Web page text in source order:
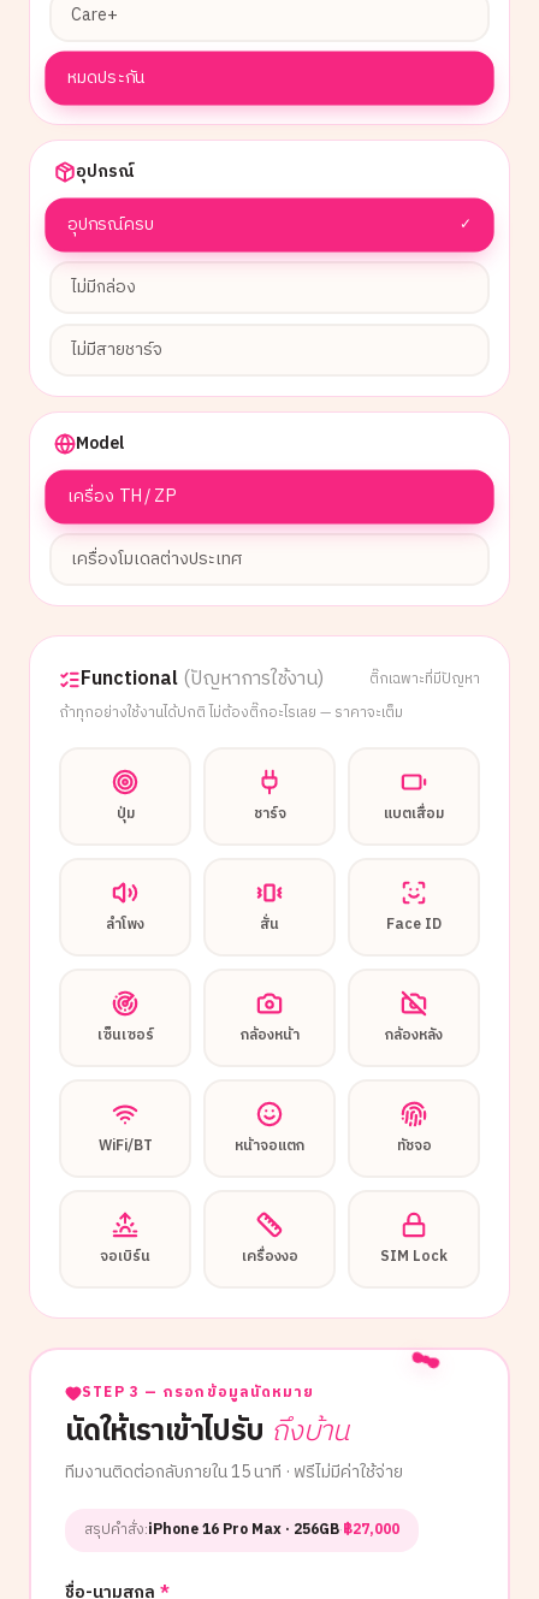
Care+
หมดประกัน
อุปกรณ์
อุปกรณ์ครบ ✓
ไม่มีกล่อง
ไม่มีสายชาร์จ
Model
เครื่อง TH / ZP
เครื่องโมเดลต่างประเทศ
Functional(ปัญหาการใช้งาน)
ติ๊กเฉพาะที่มีปัญหา
ถ้าทุกอย่างใช้งานได้ปกติ ไม่ต้องติ๊กอะไรเลย — ราคาจะเต็ม
ปุ่ม ชาร์จ แบตเสื่อม
ลำโพง สั่น Face ID
เซ็นเซอร์ กล้องหน้า กล้องหลัง
WiFi/BT หน้าจอแตก ทัชจอ
จอเบิร์น เครื่องงอ SIM Lock
STEP 3 — กรอกข้อมูลนัดหมาย
นัดให้เราเข้าไปรับ ถึงบ้าน
ทีมงานติดต่อกลับภายใน 15 นาที · ฟรีไม่มีค่าใช้จ่าย
สรุปคำสั่ง:iPhone 16 Pro Max · 256GB·฿27,000
ชื่อ-นามสกุล *